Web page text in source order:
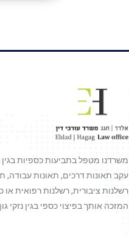
משרדנו מטפל בתביעות כספיות בגין
עקב תאונות דרכים, תאונות עבודה,
רשלנות ציבורית, רשלנות רפואית
המזכה אותך בפיצוי כספי בגין נזקי